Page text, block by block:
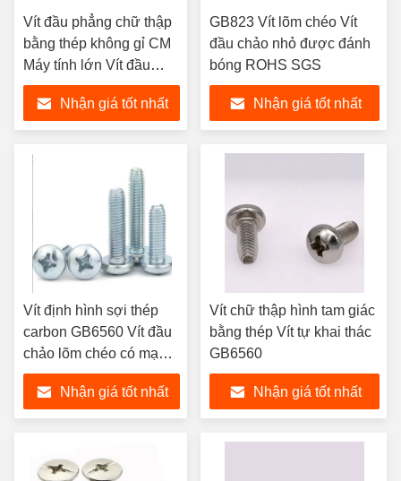
Vít đầu phẳng chữ thập
bằng thép không gỉ CM
Máy tính lớn Vít đầu
phẳng mỏng
Nhận giá tốt nhất
GB823 Vít lõm chéo Vít
đầu chảo nhỏ được đánh
bóng ROHS SGS
Nhận giá tốt nhất
Vít định hình sợi thép
carbon GB6560 Vít đầu
chảo lõm chéo có mạ
kẽm
Nhận giá tốt nhất
Vít chữ thập hình tam giác
bằng thép Vít tự khai thác
GB6560
Nhận giá tốt nhất